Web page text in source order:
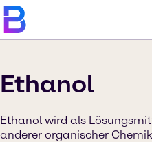
Ethanol
Ethanol wird als
anderer organischer